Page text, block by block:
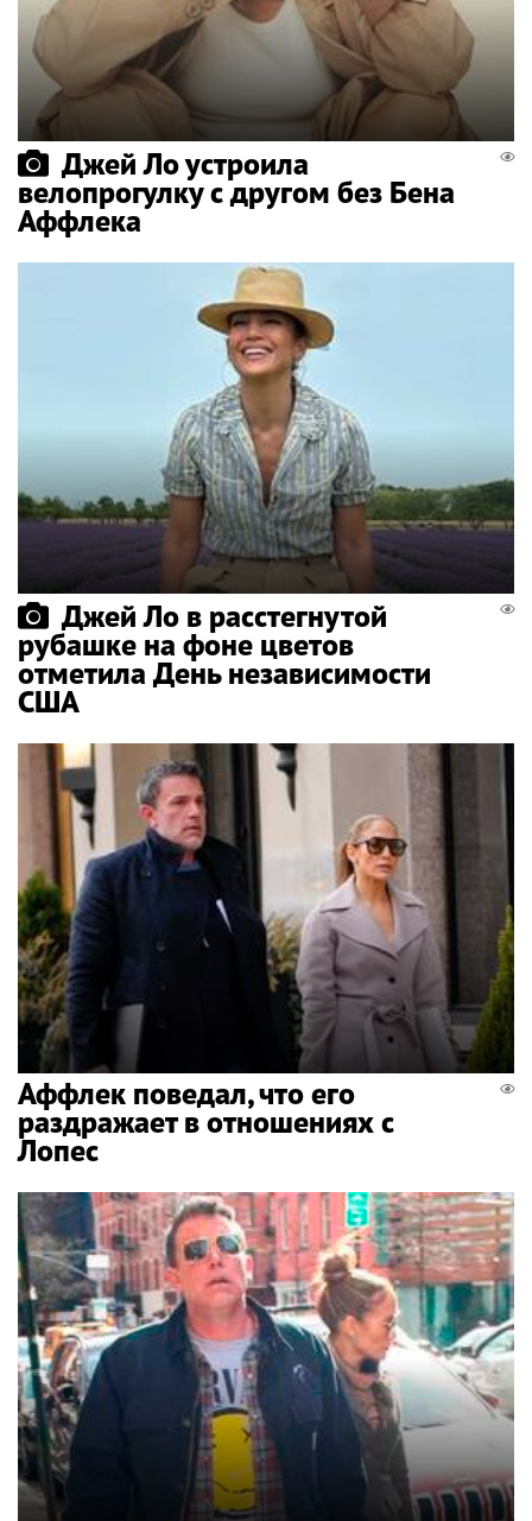
Джей Ло устроила
велопрогулку с другом без Бена
Аффлека
Джей Ло в расстегнутой
рубашке на фоне цветов
отметила День независимости
США
Аффлек поведал, что его
раздражает в отношениях с
Лопес